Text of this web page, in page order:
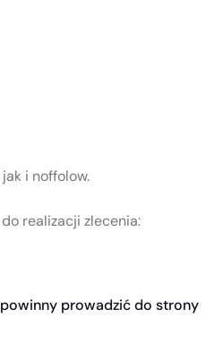
i noffolow.
realizacji zlecenia:
prowadzić do strony